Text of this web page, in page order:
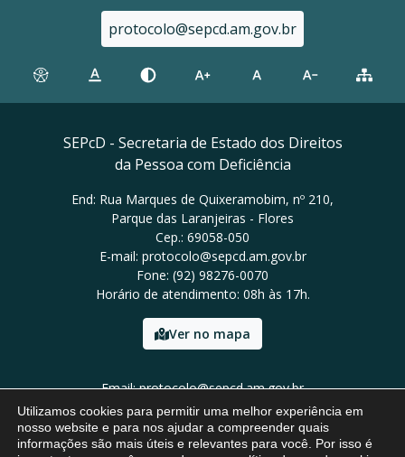
protocolo@sepcd.am.gov.br
SEPcD - Secretaria de Estado dos Direitos
da Pessoa com Deficiência
End: Rua Marques de Quixeramobim, nº 210,
Parque das Laranjeiras - Flores
Cep.: 69058-050
E-mail: protocolo@sepcd.am.gov.br
Fone: (92) 98276-0070
Horário de atendimento: 08h às 17h.
Ver no mapa
Email: protocolo@sepcd.am.gov.br
Tel: (92) 98276-0070
Utilizamos cookies para permitir uma melhor experiência em
nosso website e para nos ajudar a compreender quais
informações são mais úteis e relevantes para você. Por isso é